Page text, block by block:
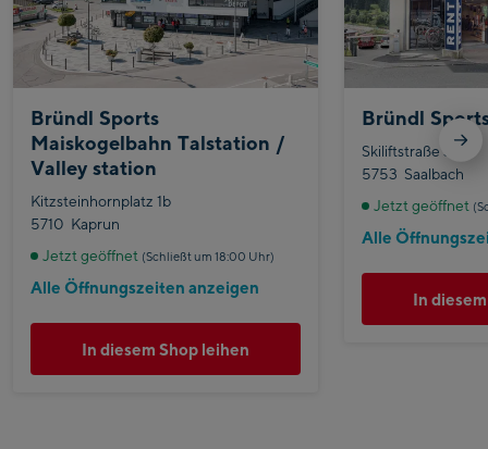
Bründl Sports
Maiskogelbahn Talstation /
Valley station
Kitzsteinhornplatz 1b
5710 Kaprun
Jetzt geöffnet (Schließt um 18:00 Uhr)
Alle Öffnungszeiten anzeigen
In diesem Shop leihen
Bründl
Skiliftstraße 365
5753 Saalbach
Jetzt geöffnet
Alle
In